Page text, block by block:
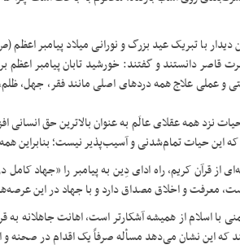
دیدار با تبریک عید بزرگ و نورانی میلاد پیامبر
قاصر دانستند و گفتند: خورشید تابان پیامبر
و عملی علاج همه دردهای اصلی مانند فقر، جهل،
نزد همه عقلای عالَم به عنوان بالاترین حق
این حیات تمام‌شدنی و آسیب‌پذیر نیست؛ بنابراین
از قرآن کریم، راه ادای دِین به پیامبر را «جهاد
معرفت و اخلاق مصداق دارد و با جهاد در این
با اسلام از همیشه آشکارتر است، اهانت جاهلانه
این نشان می‌دهد مسأله صرفاً یک اقدام در صحنه و